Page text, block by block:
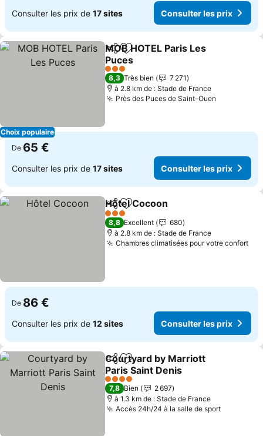
Consulter les prix de 17 sites Consulter les prix
Choix populaire
PartagerAjouter à mes favoris
MOB HOTEL Paris Les
Puces
3 Étoiles
8,3 Très bien
7 271
à 2.8 km de : Stade de France
Près des Puces de Saint-Ouen
De 65 €
Consulter les prix de 17 sites Consulter les prix
PartagerAjouter à mes favoris
Hôtel Cocoon
3 Étoiles
8,8 Excellent
680
à 2.8 km de : Stade de France
Chambres climatisées pour votre confort
De 86 €
Consulter les prix de 12 sites Consulter les prix
PartagerAjouter à mes favoris
Courtyard by Marriott
Paris Saint Denis
4 Étoiles
7,8 Bien
2 697
à 1.3 km de : Stade de France
Accès 24h/24 à la salle de sport